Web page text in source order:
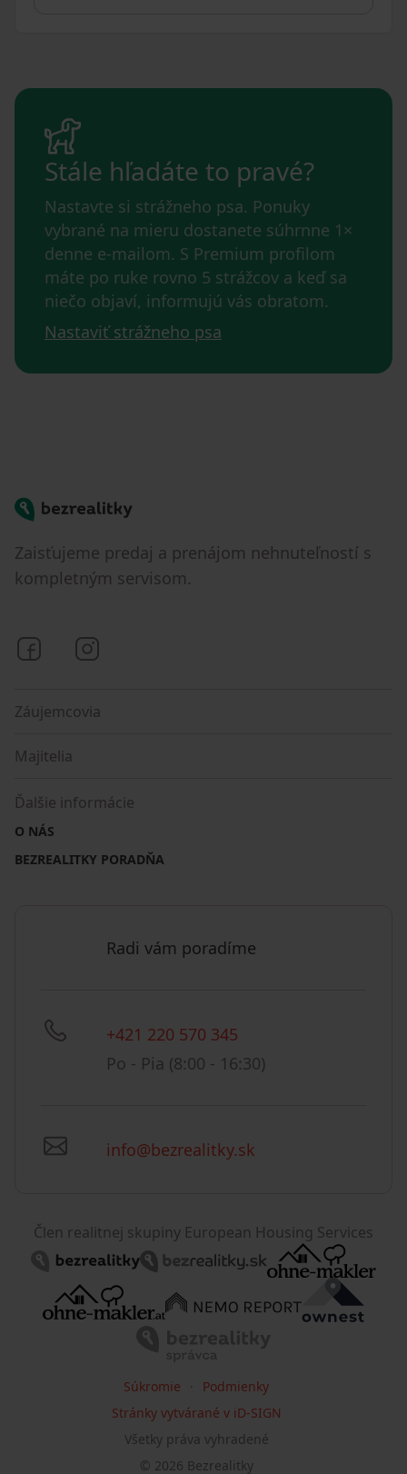
Stále hľadáte to pravé?
Nastavte si strážneho psa. Ponuky
vybrané na mieru dostanete súhrnne 1×
denne e-mailom. S Premium profilom
máte po ruke rovno 5 strážcov a keď sa
niečo objaví, informujú vás obratom.
Nastaviť strážneho psa
Bezrealitky
Zaisťujeme predaj a prenájom nehnuteľností s
kompletným servisom.
Bezrealitky na Facebooku
Záujemcovia
Majitelia
Ďalšie informácie
O NÁS
BEZREALITKY PORADŇA
Radi vám poradíme
+421 220 570 345
Po - Pia (8:00 - 16:30)
info@bezrealitky.sk
Člen realitnej skupiny European Housing Services
© 2026 Bezrealitky
Všetky práva vyhradené
Súkromie
Podmienky
Stránky vytvárané v iD-SIGN